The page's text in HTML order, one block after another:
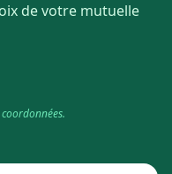
de votre mutuelle